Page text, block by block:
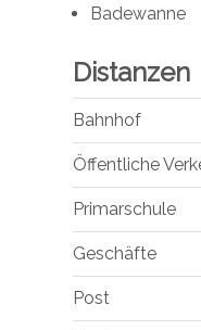
Badewanne
Distanzen
Bahnhof
Öffentliche
Primarschule
Geschäfte
Post